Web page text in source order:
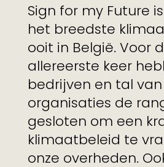
Sign for my Future
het breedste
ooit in België. Voor
allereerste keer
bedrijven en tal van
organisaties de
gesloten om een
klimaatbeleid te
onze overheden.